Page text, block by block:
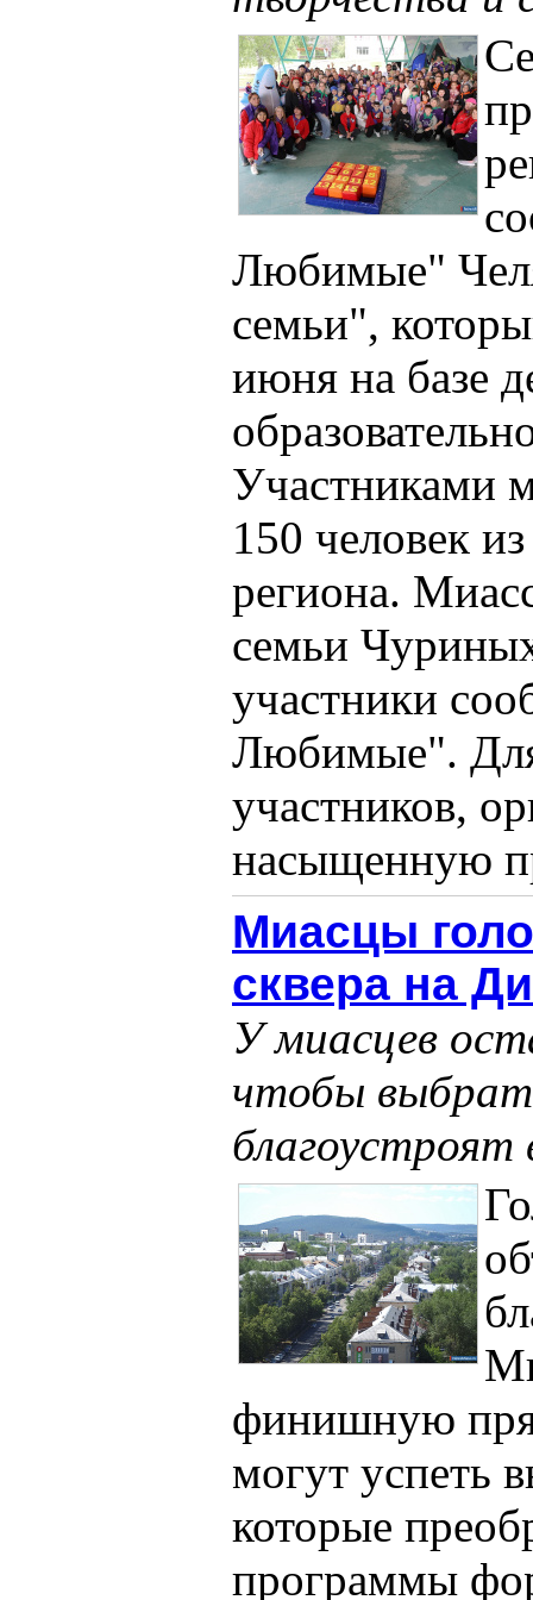
Любимые"
семьи",
июня на базе
Участниками
150 человек
региона.
семьи
участники
Любимые".
участников,
насыщенную
Миасцы
сквера на
У миасцев
чтобы
благоустроят
финишную
могут успеть
которые
программы